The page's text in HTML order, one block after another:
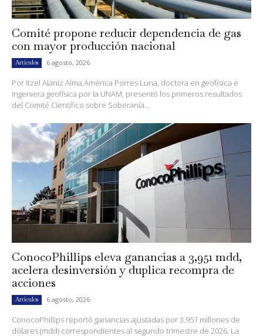
Comité propone reducir dependencia de gas
con mayor producción nacional
Artículos 6 agosto, 2026
Por Itzel Alaniz Alma América Porres Luna, doctora en geofísica e
ingeniera geofísica por la UNAM, presentó los primeros resultados
del Comité Científico sobre Soberanía...
ConocoPhillips eleva ganancias a 3,951 mdd,
acelera desinversión y duplica recompra de
acciones
Artículos 6 agosto, 2026
ConocoPhillips reportó ganancias ajustadas por 3,951 millones de
dólares (mdd) correspondientes al segundo trimestre de 2026. La